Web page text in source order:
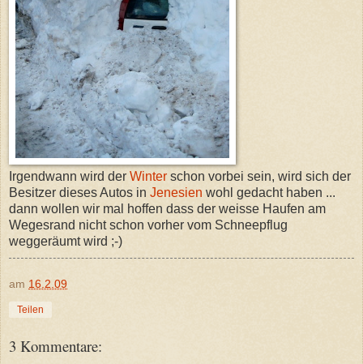
Irgendwann wird der Winter schon vorbei sein, wird sich der
Besitzer dieses Autos in Jenesien wohl gedacht haben ...
dann wollen wir mal hoffen dass der weisse Haufen am
Wegesrand nicht schon vorher vom Schneepflug
weggeräumt wird ;-)
am 16.2.09
Teilen
3 Kommentare: